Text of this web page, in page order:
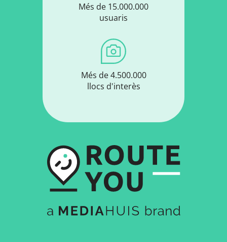
Més de 15.000.000
usuaris
Més de 4.500.000
llocs d'interès